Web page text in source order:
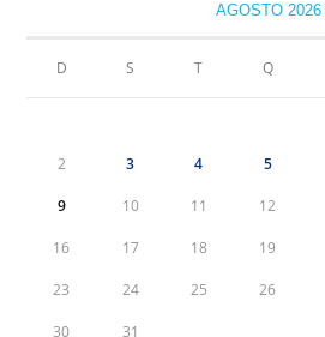
AGOSTO 2026
D S T Q
2 3 4 5
9 10 11 12
16 17 18 19
23 24 25 26
30 31